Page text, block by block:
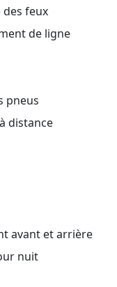
feux
de ligne
pneus
distance
avant et arrière
nuit